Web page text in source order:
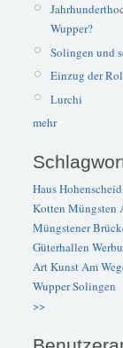
Wupper?
Solingen und
Einzug der
Lurchi
mehr
Haus Hohenscheid
Kotten Müngsten
Müngstener
Güterhallen
ArtKunstAm
WupperSolingen
>>